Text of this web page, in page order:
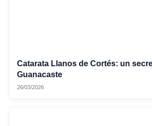
Catarata Llanos de Cortés: un
Guanacaste
26/03/2026